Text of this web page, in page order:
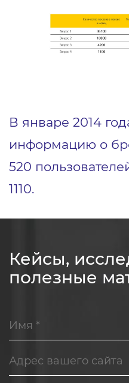
В январе 2014
информацию о
520
1110.
Кейсы,
полезные